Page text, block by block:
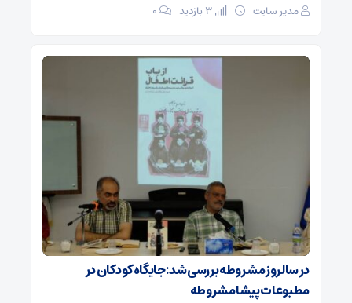
مدیر سایت ۰
در سالروز مشروطه بررسی شد: جایگاه کودکان در
مطبوعات پیشامشروطه